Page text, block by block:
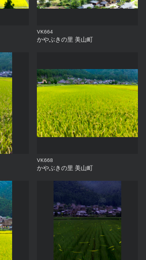
VK664
かやぶきの里 美山町
VK668
かやぶきの里 美山町